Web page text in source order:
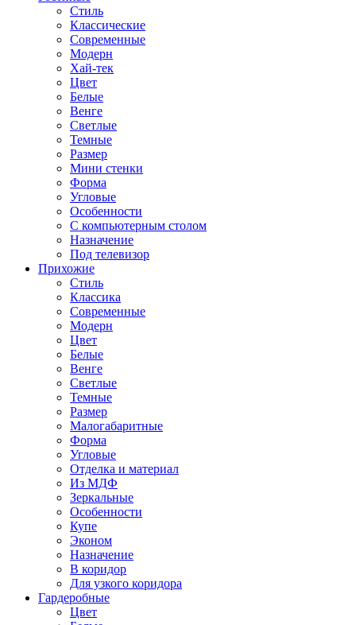
Стиль
Классические
Современные
Модерн
Хай-тек
Цвет
Белые
Венге
Светлые
Темные
Размер
Мини стенки
Форма
Угловые
Особенности
С компьютерным столом
Назначение
Под телевизор
Прихожие
Стиль
Классика
Современные
Модерн
Цвет
Белые
Венге
Светлые
Темные
Размер
Малогабаритные
Форма
Угловые
Отделка и материал
Из МДФ
Зеркальные
Особенности
Купе
Эконом
Назначение
В коридор
Для узкого коридора
Гардеробные
Цвет